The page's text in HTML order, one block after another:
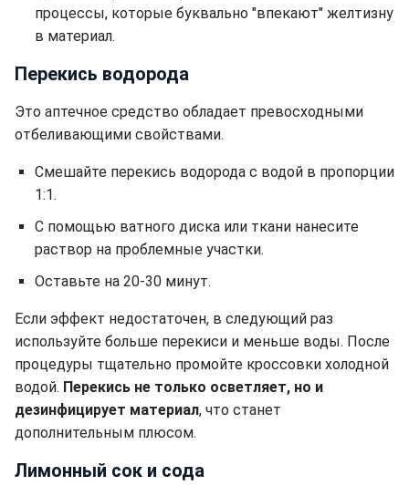
процессы, которые буквально "впекают" желтизну
в материал.
Перекись водорода
Это аптечное средство обладает превосходными
отбеливающими свойствами.
Смешайте перекись водорода с водой в пропорции
1:1.
С помощью ватного диска или ткани нанесите
раствор на проблемные участки.
Оставьте на 20-30 минут.
Если эффект недостаточен, в следующий раз
используйте больше перекиси и меньше воды. После
процедуры тщательно промойте кроссовки холодной
водой. Перекись не только осветляет, но и
дезинфицирует материал, что станет
дополнительным плюсом.
Лимонный сок и сода